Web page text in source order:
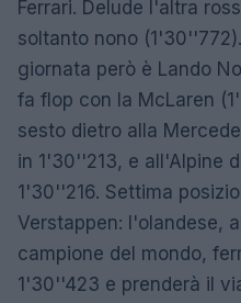
Ferrari. Delude l'altra
soltanto nono
giornata però è Lando
fa flop con la McLaren
sesto dietro alla
in 1'30''213, e all'Alpine
1'30''216. Settima
Verstappen: l'olandese,
campione del mondo,
1'30''423 e prenderà il